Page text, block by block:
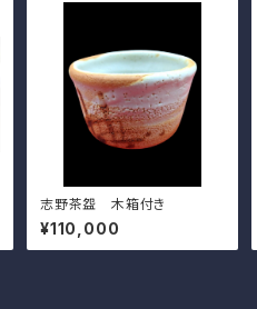
志野茶盌 木箱付き
¥110,000